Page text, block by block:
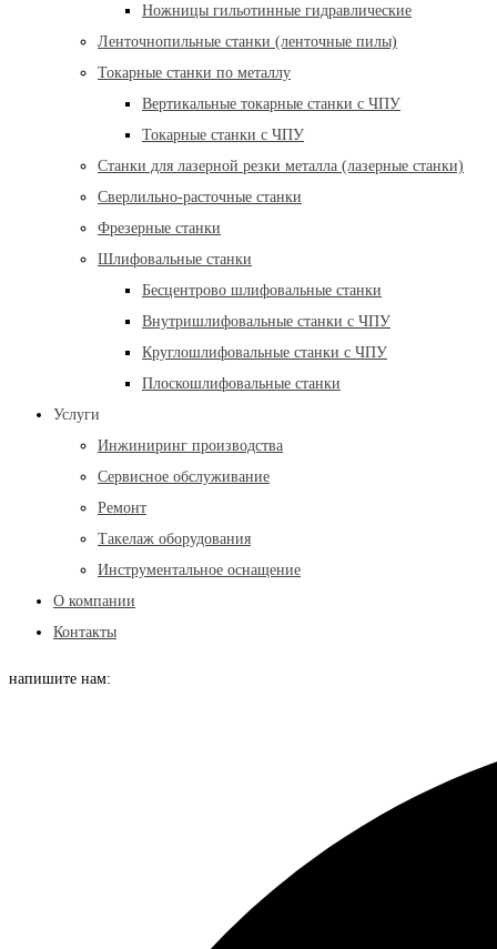
Ножницы гильотинные гидравлические
Ленточнопильные станки (ленточные пилы)
Токарные станки по металлу
Вертикальные токарные станки с ЧПУ
Токарные станки с ЧПУ
Станки для лазерной резки металла (лазерные станки)
Сверлильно-расточные станки
Фрезерные станки
Шлифовальные станки
Бесцентрово шлифовальные станки
Внутришлифовальные станки с ЧПУ
Круглошлифовальные станки с ЧПУ
Плоскошлифовальные станки
Услуги
Инжиниринг производства
Сервисное обслуживание
Ремонт
Такелаж оборудования
Инструментальное оснащение
О компании
Контакты
напишите нам: